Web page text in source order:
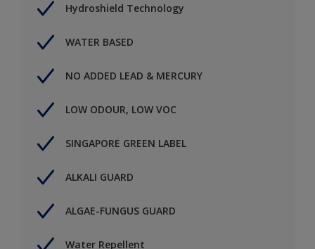
Hydroshield Technology
WATER BASED
NO ADDED LEAD & MERCURY
LOW ODOUR, LOW VOC
SINGAPORE GREEN LABEL
ALKALI GUARD
ALGAE-FUNGUS GUARD
Water Repellent